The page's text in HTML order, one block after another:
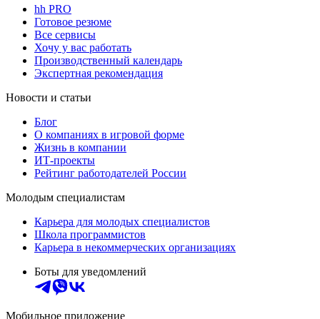
hh PRO
Готовое резюме
Все сервисы
Хочу у вас работать
Производственный календарь
Экспертная рекомендация
Новости и статьи
Блог
О компаниях в игровой форме
Жизнь в компании
ИТ-проекты
Рейтинг работодателей России
Молодым специалистам
Карьера для молодых специалистов
Школа программистов
Карьера в некоммерческих организациях
Боты для уведомлений
Мобильное приложение